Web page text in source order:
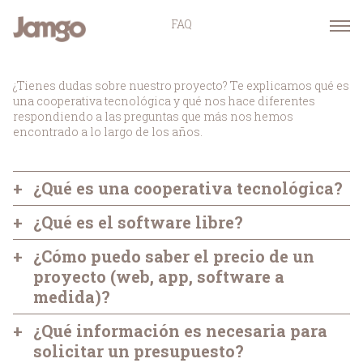
FAQ
¿Tienes dudas sobre nuestro proyecto? Te explicamos qué es
una cooperativa tecnológica y qué nos hace diferentes
respondiendo a las preguntas que más nos hemos
encontrado a lo largo de los años.
+ ¿Qué es una cooperativa tecnológica?
Una cooperativa tecnológica, como cualquier empresa
tecnológica, ofrece soluciones informáticas a otras
organizaciones, empresas o personas. Pero entonces,
¿qué marca la diferencia con una empresa tecnológica
tradicional? Una cooperativa es una asociación
autónoma de personas que se han agrupado
voluntariamente para satisfacer sus necesidades y
aspiraciones económicas, sociales y culturales
comunes a través de una empresa de propiedad
+ ¿Qué es el software libre?
El software libre es el software que puede ser usado,
estudiado y modificado sin restricciones, y que puede
ser copiado y redistribuido bien en una versión
modificada o sin modificar sin restricción alguna, o
bien con unas restricciones mínimas para garantizar
que los futuros destinatarios también tendrán estos
derechos.
+ ¿Cómo puedo saber el precio de un
proyecto (web, app, software a
medida)?
Para estimar el precio de un proyecto web deben
tenerse en cuenta una serie de consideraciones:
+ ¿Qué información es necesaria para
solicitar un presupuesto?